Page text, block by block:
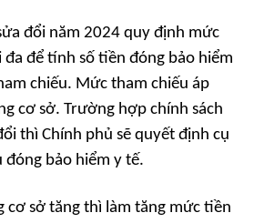
đổi năm 2024 quy định mức
để tính số tiền đóng bảo hiểm
chiếu. Mức tham chiếu áp
cơ sở. Trường hợp chính sách
thì Chính phủ sẽ quyết định cụ
bảo hiểm y tế.
cơ sở tăng thì làm tăng mức tiền